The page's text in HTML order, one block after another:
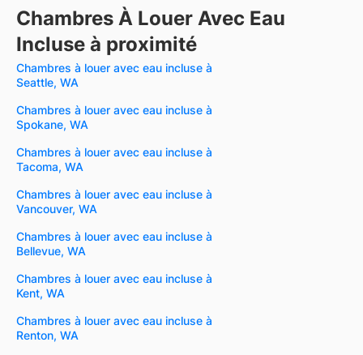
Chambres À Louer Avec Eau
Incluse à proximité
Chambres à louer avec eau incluse à
Seattle, WA
Chambres à louer avec eau incluse à
Spokane, WA
Chambres à louer avec eau incluse à
Tacoma, WA
Chambres à louer avec eau incluse à
Vancouver, WA
Chambres à louer avec eau incluse à
Bellevue, WA
Chambres à louer avec eau incluse à
Kent, WA
Chambres à louer avec eau incluse à
Renton, WA